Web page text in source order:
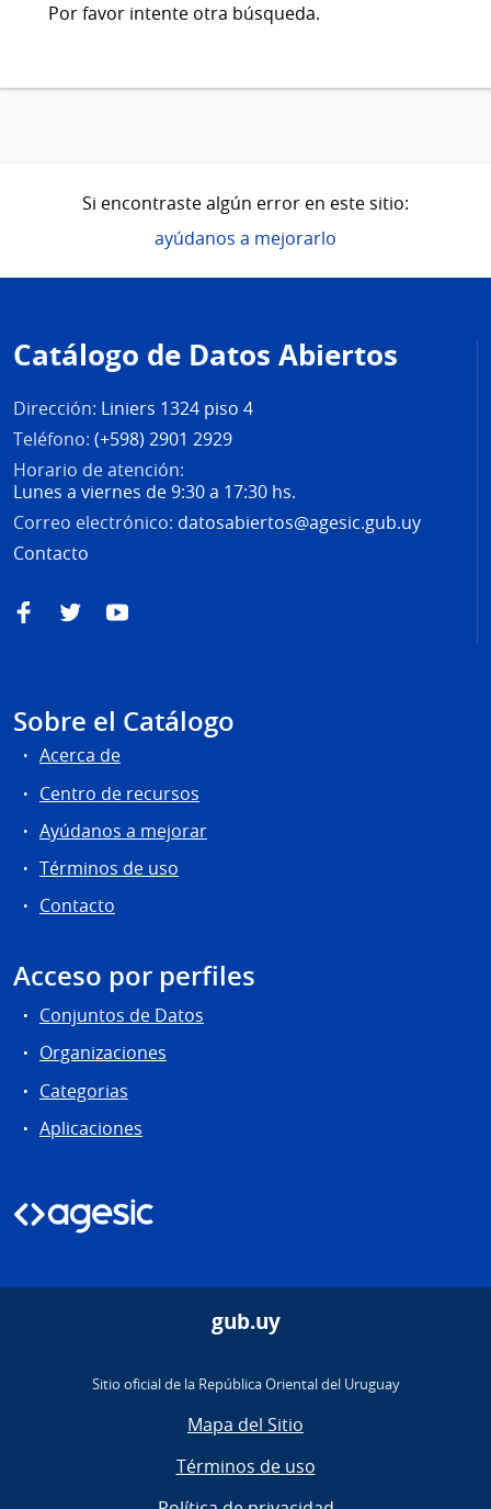
Por favor intente otra búsqueda.
Si encontraste algún error en este sitio:
ayúdanos a mejorarlo
de
página
Catálogo de Datos Abiertos
Dirección: Liniers 1324 piso 4
Teléfono: (+598) 2901 2929
Horario de atención:
Lunes a viernes de 9:30 a 17:30 hs.
Correo electrónico: datosabiertos@agesic.gub.uy
Contacto
FacebookTwitterYouTube
Sobre el Catálogo
Acerca de
Centro de recursos
Ayúdanos a mejorar
Términos de uso
Contacto
Acceso por perfiles
Conjuntos de Datos
Organizaciones
Categorias
Aplicaciones
gub.uy
Sitio oficial de la República Oriental del Uruguay
Mapa del Sitio
Términos de uso